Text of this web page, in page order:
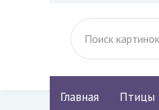
Главная Птицы